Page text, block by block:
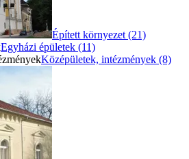
Épített környezet (21)
Egyházi épületek (11)
Középületek, intézmények (8)